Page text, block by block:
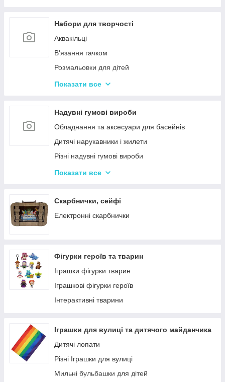
Монополія - настільна гра
Мафія
Шахи і Шашки
Набори для гри в покер
Стандартні картини за номерами
Розпис по полотну
Полотна з Підрамником
Алмазна мозаїка для дітей
Набори для творчості
Аквакільці
В'язання гачком
Розмальовки для дітей
Акрилові фарби
Гравюра для дітей
Кінетичний пісок
Дитячий Пластилін
Декупаж
Крейда для Малювання
Рукоділля
Валіза для малювання
Показати все
Надувні гумові вироби
Обладнання та аксесуари для басейнів
Дитячі нарукавники і жилети
Різні надувні гумові вироби
Насоси для матрасів та гумових виробів
Надувні матраци
Дитячі надувні басейни
Показати все
Скарбнички, сейфі
Електронні скарбнички
Фігурки героїв та тварин
Іграшки фігурки тварин
Іграшкові фігурки героїв
Інтерактивні тварини
Іграшки для вулиці та дитячого майданчика
Дитячі лопати
Різні Іграшки для вулиці
Мильні бульбашки для дітей